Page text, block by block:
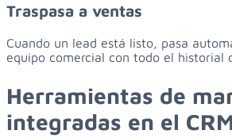
Traspasa a ventas
Cuando un lead está listo, pasa
equipo comercial con todo el historial
Herramientas de
integradas en el